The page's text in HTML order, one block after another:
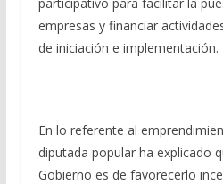
empresas y financiar
de iniciación e implementación.
En lo referente al
diputada popular ha explicado
Gobierno es de favorecerlo